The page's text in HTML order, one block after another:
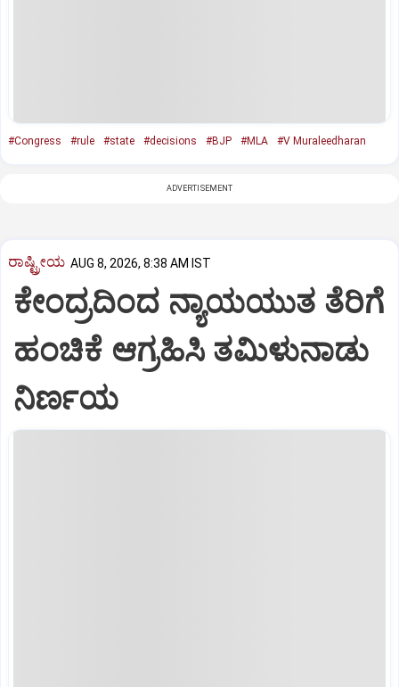
#Congress #rule #state #decisions #BJP #MLA #V Muraleedharan
ADVERTISEMENT
ರಾಷ್ಟ್ರೀಯ AUG 8, 2026, 8:38 AM IST
ಕೇಂದ್ರದಿಂದ ನ್ಯಾಯಯುತ ತೆರಿಗೆ
ಹಂಚಿಕೆ ಆಗ್ರಹಿಸಿ ತಮಿಳುನಾಡು
ನಿರ್ಣಯ